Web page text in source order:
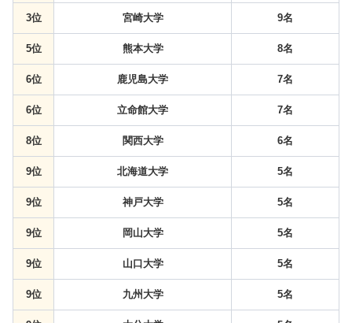
3位 宮崎大学 9名
5位 熊本大学 8名
6位 鹿児島大学 7名
6位 立命館大学 7名
8位 関西大学 6名
9位 北海道大学 5名
9位 神戸大学 5名
9位 岡山大学 5名
9位 山口大学 5名
9位 九州大学 5名